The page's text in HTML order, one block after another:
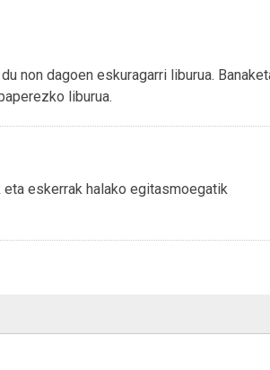
non dagoen eskuragarri liburua.
liburua.
eskerrak halako egitasmoegatik